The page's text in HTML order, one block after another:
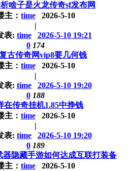
啥子是火龙传奇sf发布网
主： time
2026-5-10
|
表: time
2026-5-10 19:21
0 174
古传奇网vip8要几何钱
主： time
2026-5-10
|
表: time
2026-5-10 19:20
0 188
在传奇挂机1.85中挣钱
主： time
2026-5-10
|
表: time
2026-5-10 19:20
0 189
器隐藏手游如何达成互联打装备
主： time
2026-5-10